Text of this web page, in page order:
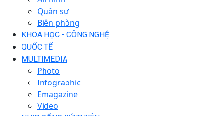
Quân sự
Biên phòng
KHOA HỌC - CÔNG NGHỆ
QUỐC TẾ
MULTIMEDIA
Photo
Infographic
Emagazine
Video